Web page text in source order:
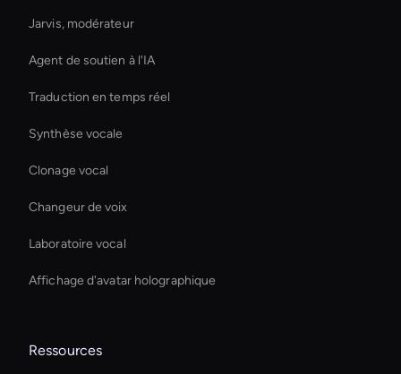
Jarvis, modérateur
Agent de soutien à l'IA
Traduction en temps réel
Synthèse vocale
Clonage vocal
Changeur de voix
Laboratoire vocal
Affichage d'avatar holographique
Ressources